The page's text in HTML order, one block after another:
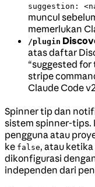
suggestion:
muncul
memerlukan
/plugin
atas daftar
“suggested
stripe
Claude Code
Spinner tip dan
sistem spinner-tips.
pengguna atau
ke false, atau ketika
dikonfigurasi
independen dari